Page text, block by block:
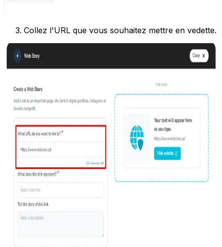
Collez l'URL que vous souhaitez mettre en vedette.